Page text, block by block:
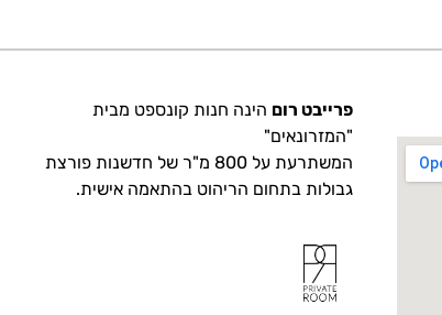
פרייבט רום הינה חנות קונספט מבית
"המזרונאים"
המשתרעת על 800 מ"ר של חדשנות פורצת
גבולות בתחום הריהוט בהתאמה אישית.